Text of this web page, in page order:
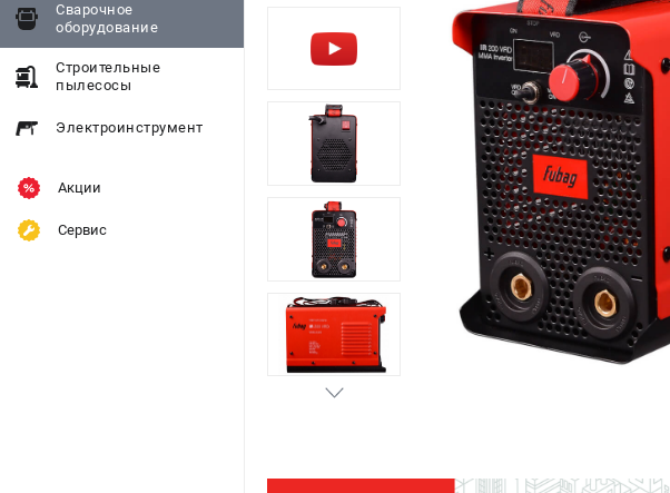
Сварочное
оборудование
Строительные
пылесосы
Электроинструмент
Акции
Сервис